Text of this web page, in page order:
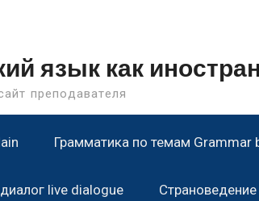
язык как
преподавателя
Грамматика по темам Grammar
live dialogue